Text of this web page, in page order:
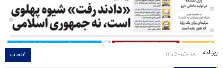
روزنامه: انتخاب